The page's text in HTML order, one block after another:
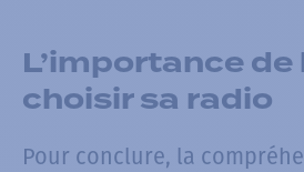
L’importance de
choisir sa radio
Pour conclure, la